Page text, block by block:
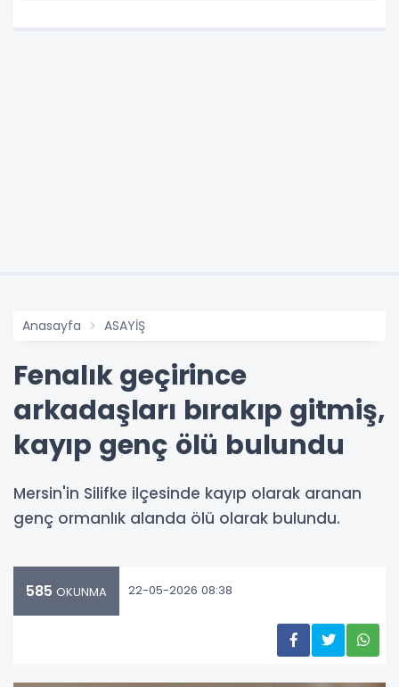
Anasayfa ASAYİŞ
Fenalık geçirince
arkadaşları bırakıp gitmiş,
kayıp genç ölü bulundu
Mersin'in Silifke ilçesinde kayıp olarak aranan
genç ormanlık alanda ölü olarak bulundu.
585 OKUNMA 22-05-2026 08:38